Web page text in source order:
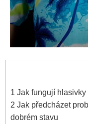
1 Jak fungují
2 Jak předcházet
dobrém⁢ stavu